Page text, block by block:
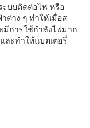
ะบบตัดต่อไฟ หรือ
ต่าง ๆ ทำให้เมื่อส
มีการใช้กำลังไฟมาก
ละทำให้แบตเตอรี่